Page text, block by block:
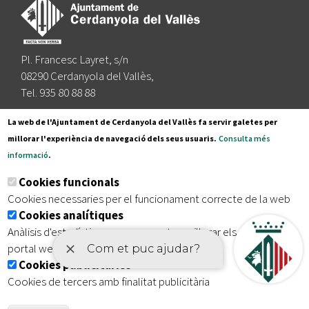
Pl. Francesc Layret, s/n
08290 Cerdanyola del Vallès,
Tel. 935 80 88 88
Segueix-nos a:
Subscriu-te al nostre butlletí
Inici | Avís legal | Protecció de dades Mapa del lloc
| Accessibilitat
La web de l'Ajuntament de Cerdanyola del Vallès fa servir galetes per
millorar l'experiència de navegació dels seus usuaris. Consulta més
informació.
Cookies funcionals
Cookies necessaries per el funcionament correcte de la web
Cookies analítiques
Anàlisis d'estadístiques que permeten millorar els serveis del
portal web
Cookies publicitàries
Cookies de tercers amb finalitat publicitària